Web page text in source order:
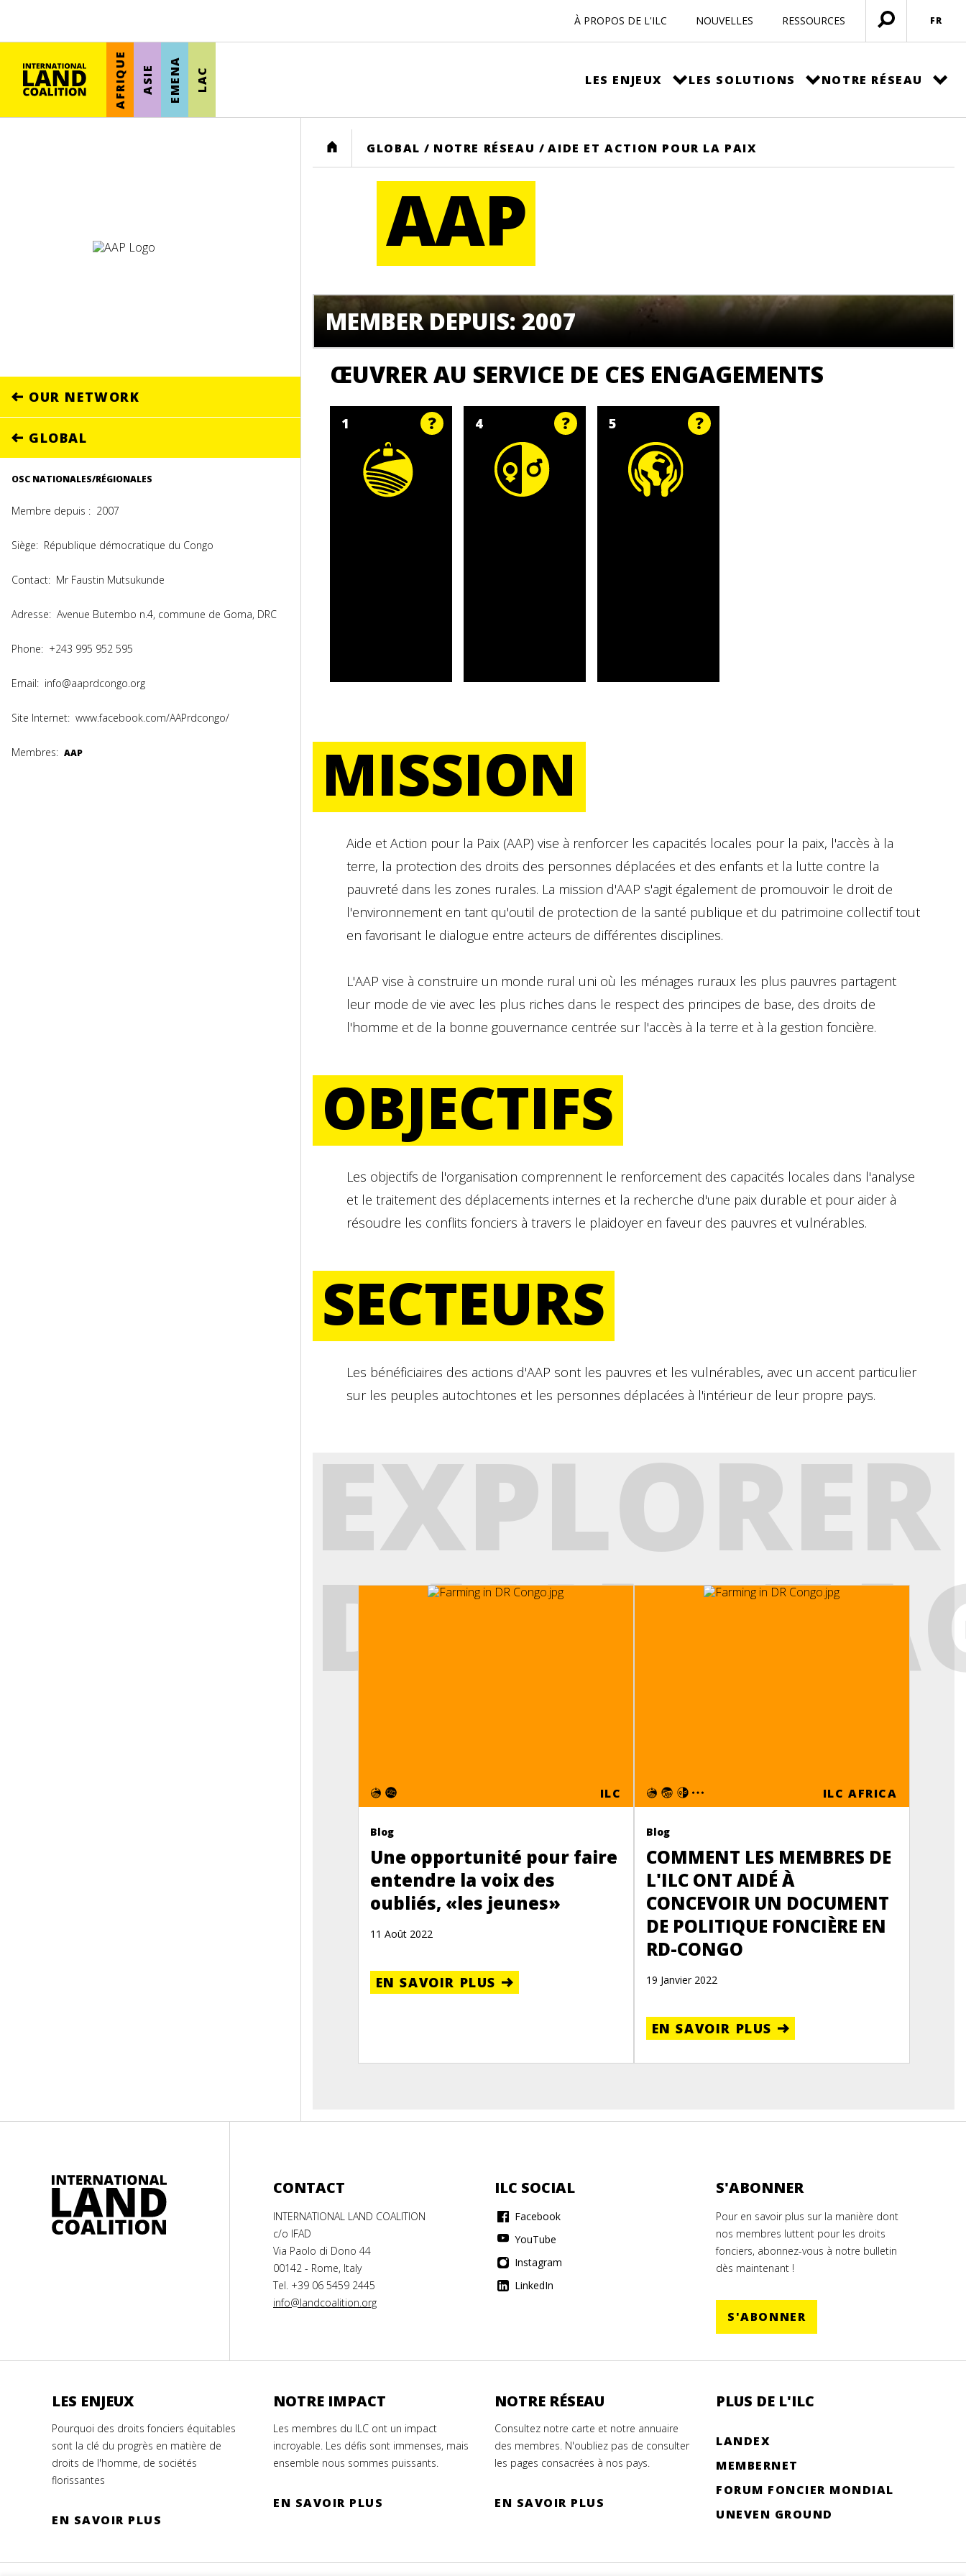
À PROPOS DE L'ILC NOUVELLES RESSOURCES
Ouvrir
menu
FR
AFRIQUE ASIE EMENA LAC LES ENJEUX LES SOLUTIONS NOTRE RÉSEAU
OUR NETWORK
GLOBAL
OSC NATIONALES/RÉGIONALES
Membre depuis : 2007
Siège: République démocratique du Congo
Contact: Mr Faustin Mutsukunde
Adresse: Avenue Butembo n.4, commune de Goma, DRC
Phone: +243 995 952 595
Email: info@aaprdcongo.org
Site Internet: www.facebook.com/AAPrdcongo/
Membres: AAP
HOME GLOBAL / NOTRE RÉSEAU / AIDE ET ACTION POUR LA PAIX
AAP
MEMBER DEPUIS: 2007
ŒUVRER AU SERVICE DE CES ENGAGEMENTS
1 4 5
MISSION
Aide et Action pour la Paix (AAP) vise à renforcer les capacités locales pour la paix, l'accès à la
terre, la protection des droits des personnes déplacées et des enfants et la lutte contre la
pauvreté dans les zones rurales. La mission d'AAP s'agit également de promouvoir le droit de
l'environnement en tant qu'outil de protection de la santé publique et du patrimoine collectif tout
en favorisant le dialogue entre acteurs de différentes disciplines.
L'AAP vise à construire un monde rural uni où les ménages ruraux les plus pauvres partagent
leur mode de vie avec les plus riches dans le respect des principes de base, des droits de
l'homme et de la bonne gouvernance centrée sur l'accès à la terre et à la gestion foncière.
OBJECTIFS
Les objectifs de l'organisation comprennent le renforcement des capacités locales dans l'analyse
et le traitement des déplacements internes et la recherche d'une paix durable et pour aider à
résoudre les conflits fonciers à travers le plaidoyer en faveur des pauvres et vulnérables.
SECTEURS
Les bénéficiaires des actions d'AAP sont les pauvres et les vulnérables, avec un accent particulier
sur les peuples autochtones et les personnes déplacées à l'intérieur de leur propre pays.
EXPLORER
ILC
Blog
Une opportunité pour faire
entendre la voix des
oubliés, «les jeunes»
11 Août 2022
EN SAVOIR PLUS
ILC AFRICA
Blog
COMMENT LES MEMBRES DE
L'ILC ONT AIDÉ À
CONCEVOIR UN DOCUMENT
DE POLITIQUE FONCIÈRE EN
RD-CONGO
19 Janvier 2022
EN SAVOIR PLUS
CONTACT
INTERNATIONAL LAND COALITION
c/o IFAD
Via Paolo di Dono 44
00142 - Rome, Italy
Tel. +39 06 5459 2445
info@landcoalition.org
ILC SOCIAL
Facebook
YouTube
Instagram
LinkedIn
S'ABONNER
Pour en savoir plus sur la manière dont
nos membres luttent pour les droits
fonciers, abonnez-vous à notre bulletin
dès maintenant !
S'ABONNER
LES ENJEUX
Pourquoi des droits fonciers équitables
sont la clé du progrès en matière de
droits de l'homme, de sociétés
florissantes
EN SAVOIR PLUS
NOTRE IMPACT
Les membres du ILC ont un impact
incroyable. Les défis sont immenses, mais
ensemble nous sommes puissants.
EN SAVOIR PLUS
NOTRE RÉSEAU
Consultez notre carte et notre annuaire
des membres. N'oubliez pas de consulter
les pages consacrées à nos pays.
EN SAVOIR PLUS
PLUS DE L'ILC
LANDEX
MEMBERNET
FORUM FONCIER MONDIAL
UNEVEN GROUND